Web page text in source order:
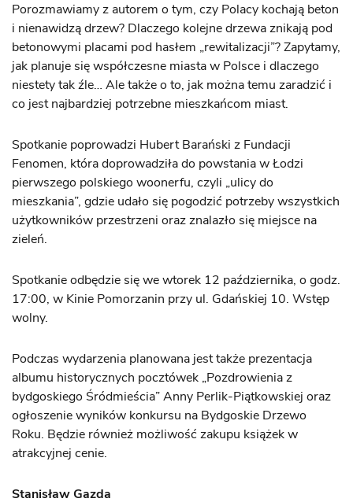
Porozmawiamy z autorem o tym, czy Polacy kochają beton
i nienawidzą drzew? Dlaczego kolejne drzewa znikają pod
betonowymi placami pod hasłem „rewitalizacji”? Zapytamy,
jak planuje się współczesne miasta w Polsce i dlaczego
niestety tak źle… Ale także o to, jak można temu zaradzić i
co jest najbardziej potrzebne mieszkańcom miast.
Spotkanie poprowadzi Hubert Barański z Fundacji
Fenomen, która doprowadziła do powstania w Łodzi
pierwszego polskiego woonerfu, czyli „ulicy do
mieszkania”, gdzie udało się pogodzić potrzeby wszystkich
użytkowników przestrzeni oraz znalazło się miejsce na
zieleń.
Spotkanie odbędzie się we wtorek 12 października, o godz.
17:00, w Kinie Pomorzanin przy ul. Gdańskiej 10. Wstęp
wolny.
Podczas wydarzenia planowana jest także prezentacja
albumu historycznych pocztówek „Pozdrowienia z
bydgoskiego Śródmieścia” Anny Perlik-Piątkowskiej oraz
ogłoszenie wyników konkursu na Bydgoskie Drzewo
Roku. Będzie również możliwość zakupu książek w
atrakcyjnej cenie.
Stanisław Gazda